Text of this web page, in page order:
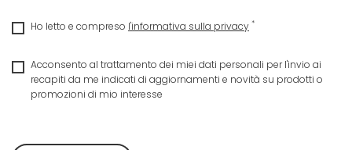
Ho letto e compreso l'informativa sulla privacy *
Acconsento al trattamento dei miei dati personali per l'invio ai
recapiti da me indicati di aggiornamenti e novità su prodotti o
promozioni di mio interesse